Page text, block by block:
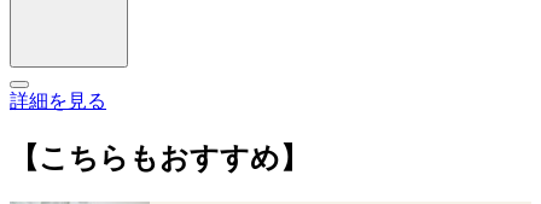
詳細を見る
【こちらもおすすめ】